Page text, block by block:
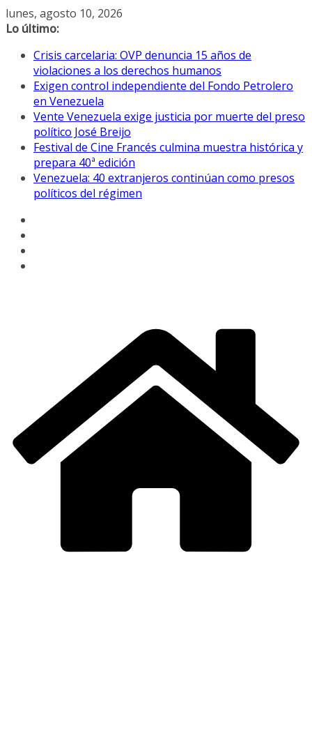
Saltar
al
lunes, agosto 10, 2026
Lo último:
Crisis carcelaria: OVP denuncia 15 años de
violaciones a los derechos humanos
Exigen control independiente del Fondo Petrolero
en Venezuela
Vente Venezuela exige justicia por muerte del preso
político José Breijo
Festival de Cine Francés culmina muestra histórica y
prepara 40ª edición
Venezuela: 40 extranjeros continúan como presos
políticos del régimen